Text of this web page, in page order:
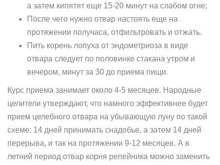
а затем кипятят еще 15-20 минут на слабом огне;
После чего нужно отвар настоять еще на
протяжении получаса, отфильтровать и отжать.
Пить корень лопуха от эндометриоза в виде
отвара следует по половинке стакана утром и
вечером, минут за 30 до приема пищи.
Курс приема занимает около 4-5 месяцев. Народные
целители утверждают, что намного эффективнее будет
прием целебного отвара на убывающую луну по такой
схеме: 14 дней принимать снадобье, а затем 14 дней
перерыва, и так на протяжении 9-12 месяцев. А в
летний период отвар корня репейника можно заменить